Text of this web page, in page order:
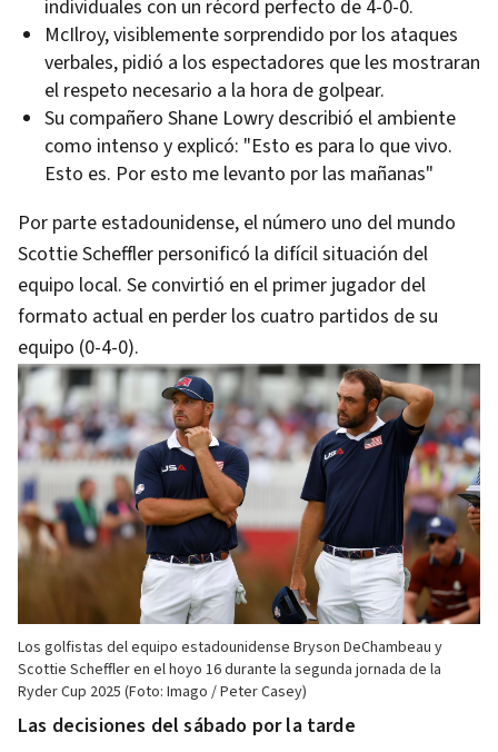
individuales con un récord perfecto de 4-0-0.
McIlroy, visiblemente sorprendido por los ataques
verbales, pidió a los espectadores que les mostraran
el respeto necesario a la hora de golpear.
Su compañero Shane Lowry describió el ambiente
como intenso y explicó: "Esto es para lo que vivo.
Esto es. Por esto me levanto por las mañanas"
Por parte estadounidense, el número uno del mundo
Scottie Scheffler personificó la difícil situación del
equipo local. Se convirtió en el primer jugador del
formato actual en perder los cuatro partidos de su
equipo (0-4-0).
Los golfistas del equipo estadounidense Bryson DeChambeau y
Scottie Scheffler en el hoyo 16 durante la segunda jornada de la
Ryder Cup 2025 (Foto: Imago / Peter Casey)
Las decisiones del sábado por la tarde